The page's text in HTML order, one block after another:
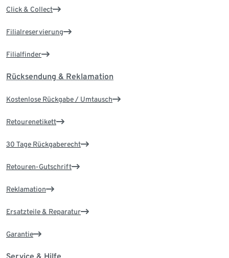
Click & Collect
Filialreservierung
Filialfinder
Rücksendung & Reklamation
Kostenlose Rückgabe / Umtausch
Retourenetikett
30 Tage Rückgaberecht
Retouren-Gutschrift
Reklamation
Ersatzteile & Reparatur
Garantie